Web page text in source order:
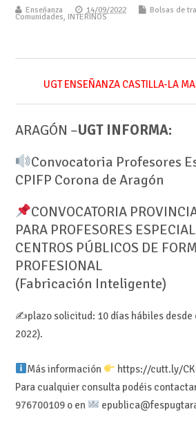
Enseñanza 14/09/2022 Bolsas de
Comunidades, INTERINOS
UGT ENSEÑANZA CASTILLA-LA
ARAGÓN –UGT INFORMA:
Convocatoria Profesores
CPIFP Corona de Aragón
CONVOCATORIA
PARA PROFESORES
CENTROS PÚBLICOS DE
PROFESIONAL
(Fabricación Inteligente)
✍️plazo solicitud: 10 días hábiles desde
2022).
Más información
https://cutt.ly/
Para cualquier consulta podéis
976700109 o en